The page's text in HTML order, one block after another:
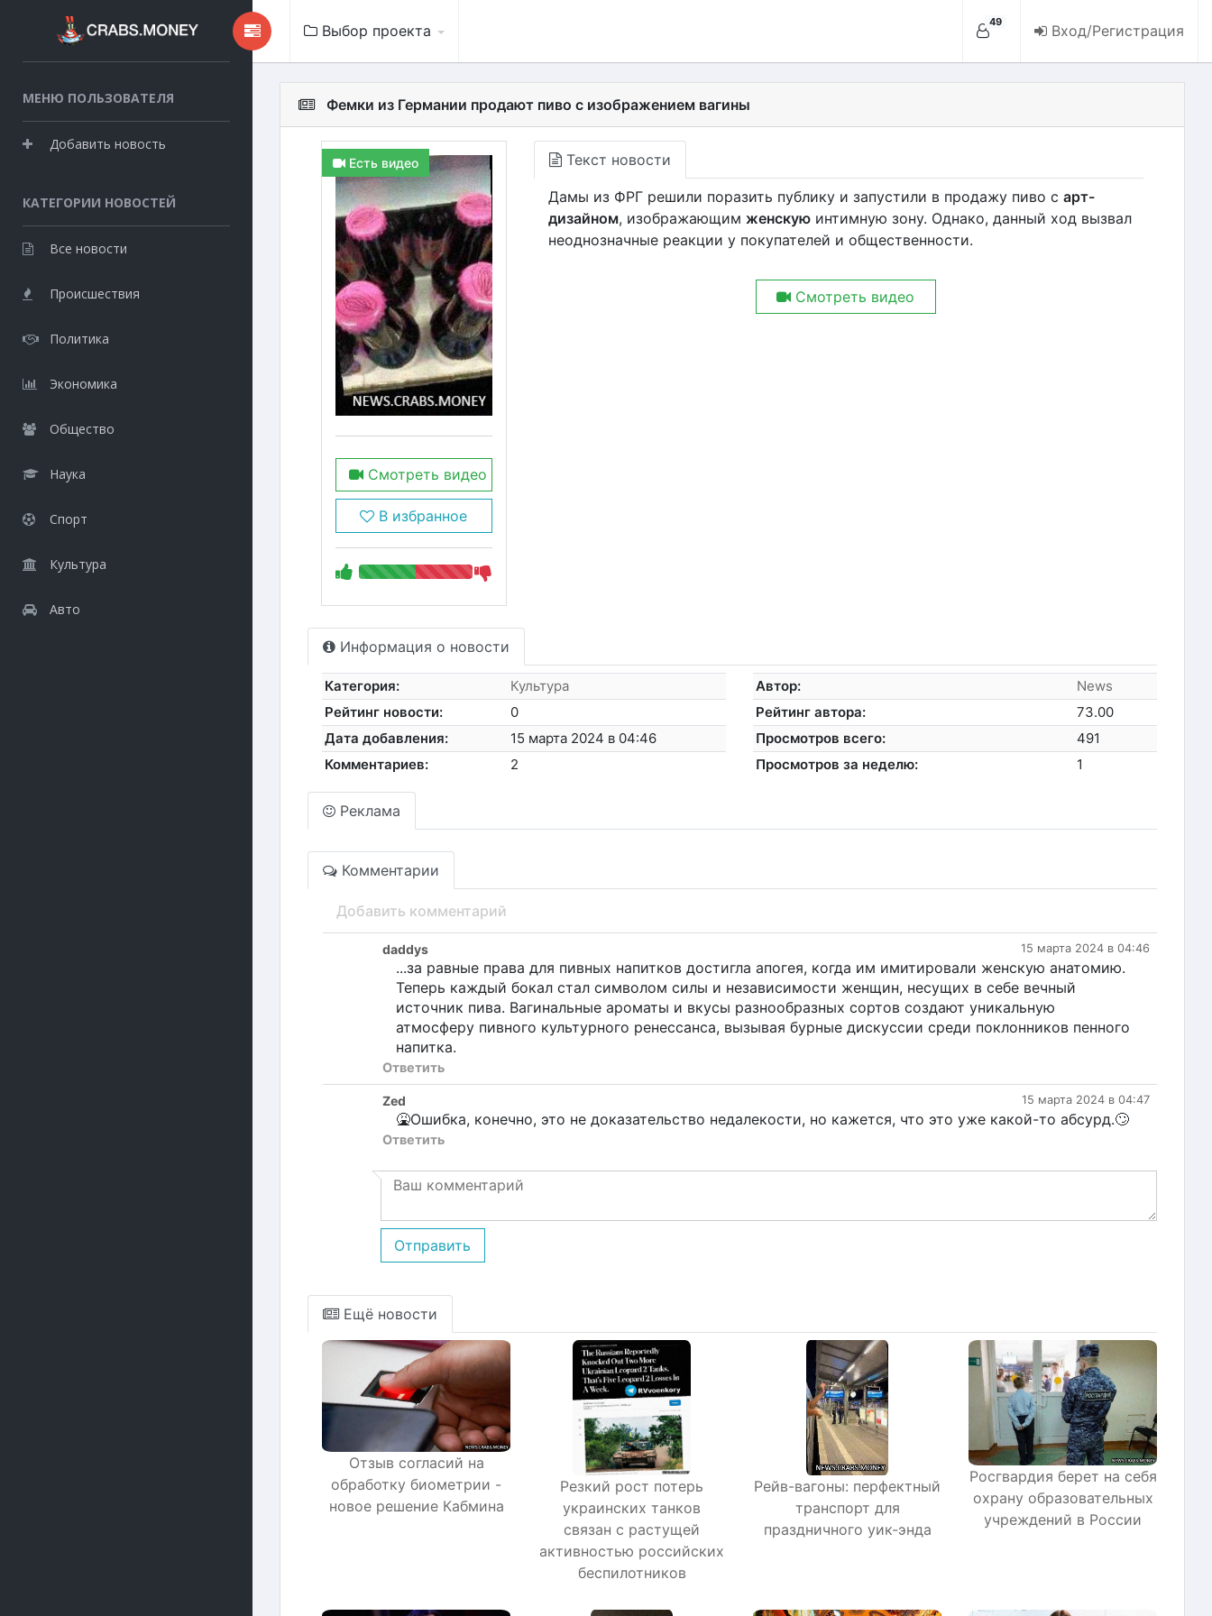
МЕНЮ ПОЛЬЗОВАТЕЛЯ
Добавить новость
КАТЕГОРИИ НОВОСТЕЙ
Все новости
Происшествия
Политика
Экономика
Общество
Наука
Спорт
Культура
Авто
Выбор проекта 49 Вход/Регистрация
Фемки из Германии продают пиво с изображением вагины
Есть видео
Смотреть видео
В избранное
Текст новости
Дамы из ФРГ решили поразить публику и запустили в продажу пиво с арт-
дизайном, изображающим женскуюинтимную зону. Однако, данный ход вызвал
неоднозначные реакции у покупателей и общественности.
Смотреть видео
Информация о новости
Категория:
Культура
Рейтинг новости:
0
Дата добавления:
15 марта 2024 в 04:46
Комментариев:
2
Автор:
News
Рейтинг автора:
73.00
Просмотров всего:
491
Просмотров за неделю:
1
Реклама
Комментарии
Добавить комментарий
15 марта 2024 в 04:46
daddys
...за равные права для пивных напитков достигла апогея, когда им имитировали женскую анатомию.
Теперь каждый бокал стал символом силы и независимости женщин, несущих в себе вечный
источник пива. Вагинальные ароматы и вкусы разнообразных сортов создают уникальную
атмосферу пивного культурного ренессанса, вызывая бурные дискуссии среди поклонников пенного
напитка.
Ответить
15 марта 2024 в 04:47
Zed
🤮Ошибка, конечно, это не доказательство недалекости, но кажется, что это уже какой-то абсурд.🙄
Ответить
Отправить
Ещё новости
Отзыв согласий на
обработку биометрии -
новое решение Кабмина
Резкий рост потерь
украинских танков
связан с растущей
активностью российских
беспилотников
Рейв-вагоны: перфектный
транспорт для
праздничного уик-энда
Росгвардия берет на себя
охрану образовательных
учреждений в России